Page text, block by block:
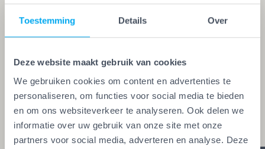
Toestemming Details Over
Deze website maakt gebruik van cookies
We gebruiken cookies om content en advertenties te
personaliseren, om functies voor social media te bieden
en om ons websiteverkeer te analyseren. Ook delen we
informatie over uw gebruik van onze site met onze
partners voor social media, adverteren en analyse. Deze
Een echte vakman of -vrouw herken je aan de
Vakwerk Plusgarantie. Dit is hét
glaszetters en onderhoudsbedrijven. Alleen wie
aan de strengste kwaliteitseisen voldoet, mag het
keurmerk voeren. Zo ben je zeker van vakwerk,
duidelijke afspraken en zes glasheldere garanties.